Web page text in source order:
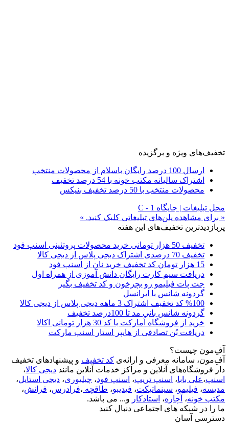
تخفیف‌های ویژه و برگزیده
ارسال 100 درصد رایگان باسلام از محصولات منتخب
اشتراک سالیانه مکتب خونه با 54 درصد تخفیف
محصولات منتخب با 50 درصد تخفیف بنیکس
محل تبلیغات | جایگاه C - 1
« برای مشاهده پلن‌های تبلیغاتی کلیک کنید. »
پربازدیدترین تخفیف‌های این هفته
تخفیف 50 هزار تومانی خرید محصولات پروتئینی اسنپ فود
تخفیف 70 درصدی اشتراک دیجی پلاس از دیجی کالا
15 هزار تومان کد تخفیف خرید نان از اسنپ فود
دریافت سیم کارت رایگان دانش آموزی از همراه اول
جت پات فیلیمو رو بچرخون و کد تخفیف بگیر
گردونه شانس با ایرانسل
%100 کد تخفیف اشتراک 3 ماهه دیجی پلاس از دیجی کالا
گردونه شانس بانی مد تا 100درصد تخفیف
خرید از فروشگاه اُمارکت با کد 30 هزار تومانی اکالا
دریافت بُن تصادفی از هایپر استار اسنپ مارکت
آفِ‌مون چیست؟
آفِ‌مون، سامانه معرفی و ارائه‌ی کد تخفیف و پیشنهادهای تخفیف
دار فروشگاه‌های آنلاین و مراکز خدمات آنلاین مانند دیجی کالا،
اسنپ،علی بابا، اسنپ تریپ، اسنپ فود، چیلیوری، دیجی استایل،
مدیسه، فیلیمو، سینماتیکت، فیدیبو، طاقچه ،فرادرس، فرانش،
مکتب خونه، آچاره، استادکار و... می باشد.
ما را در شبکه های اجتماعی دنبال کنید
دسترسی آسان